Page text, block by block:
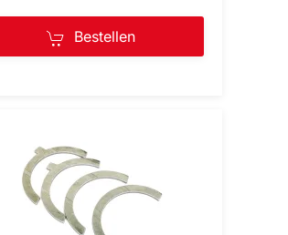
Bestellen